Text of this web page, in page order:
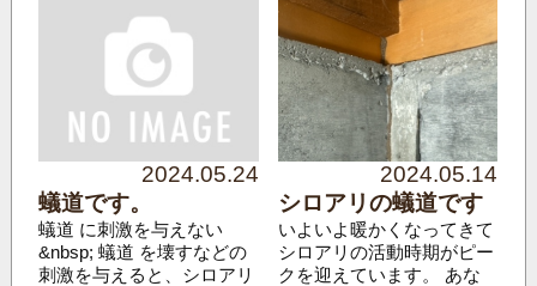
2024.05.24
蟻道です。
蟻道 に刺激を与えない
&nbsp; 蟻道 を壊すなどの
刺激を与えると、シロアリ
2024.05.14
シロアリの蟻道です
いよいよ暖かくなってきて
シロアリの活動時期がピー
クを迎えています。 あな